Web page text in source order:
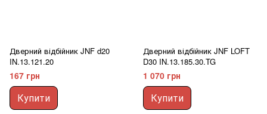
Дверний відбійник JNF d20
IN.13.121.20
167 грн
Купити
Дверний відбійник JNF LOFT
D30 IN.13.185.30.TG
1 070 грн
Купити